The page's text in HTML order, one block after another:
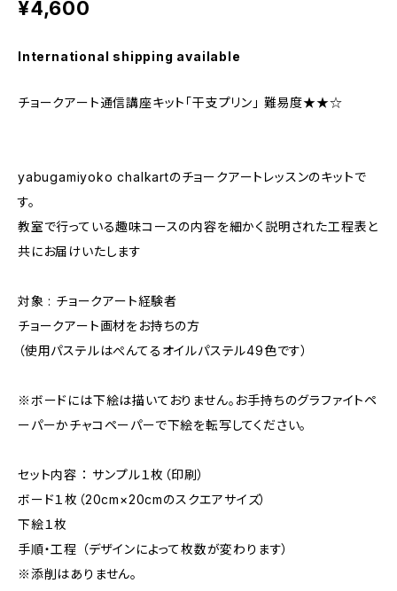
¥4,600
International shipping available
チョークアート通信講座キット「干支プリン」 難易度★★☆
yabugamiyoko chalkartのチョークアートレッスンのキットで
す。
教室で行っている趣味コースの内容を細かく説明された工程表と
共にお届けいたします
対象 : チョークアート経験者
チョークアート画材をお持ちの方
（使用パステルはぺんてるオイルパステル49色です）
※ボードには下絵は描いておりません。お手持ちのグラファイトペ
ーパーかチャコペーパーで下絵を転写してください。
セット内容 ： サンプル１枚（印刷）
ボード１枚（20cm×20cmのスクエアサイズ）
下絵１枚
手順・工程 （デザインによって枚数が変わります）
※添削はありません。